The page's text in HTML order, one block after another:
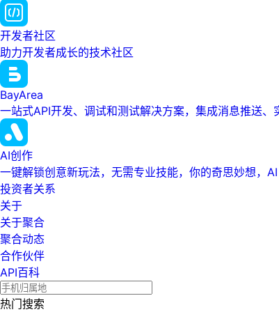
开发者社区
助力开发者成长的技术社区
BayArea
一站式API开发、调试和测试解决方案，集成消息推送
AI创作
一键解锁创意新玩法，无需专业技能，你的奇思妙想，AI
投资者关系
关于
关于聚合
聚合动态
合作伙伴
API百科
热门搜索